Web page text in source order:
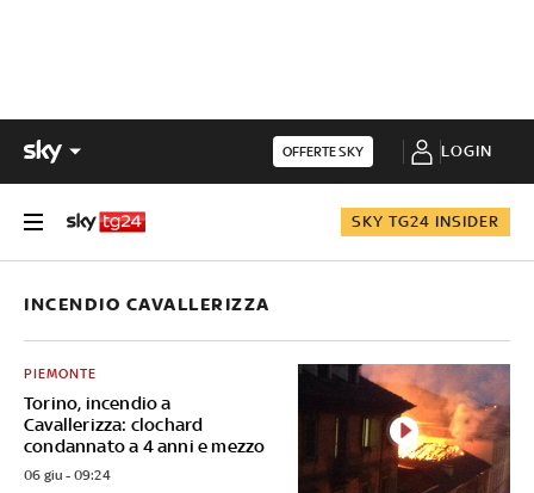
OFFERTE SKY LOGIN
SKY TG24 INSIDER
INCENDIO CAVALLERIZZA
Torino, incendio a
Cavallerizza: clochard
condannato a 4 anni e mezzo
PIEMONTE
06 giu - 09:24